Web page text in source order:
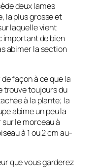
deux lames
la plus grosse et
laquelle vient
important de bien
abimer la section
façon à ce que la
trouve toujours du
à la plante; la
abime un peu la
le morceau à
à 1 ou 2 cm au-
que vous garderez